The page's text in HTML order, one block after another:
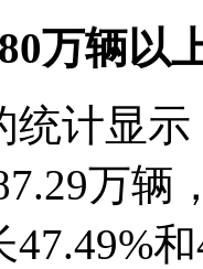
万辆以
统计显
万辆
47.49%